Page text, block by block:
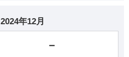
2024年12月
－